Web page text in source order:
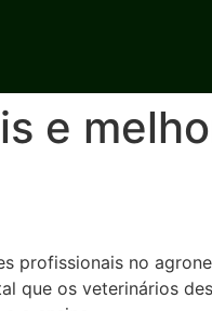
e
profissionais no
que os veterinários